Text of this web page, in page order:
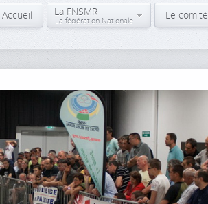
Accueil La FNSMR
La fédération Nationale Le comité